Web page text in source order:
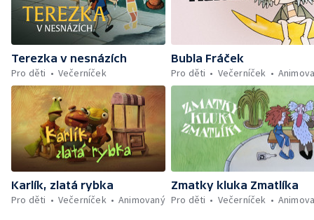
Terezka v nesnázích
Pro děti
Večerníček
Bubla Fráček
Pro děti
Večerníček
Karlík, zlatá rybka
Pro děti
Večerníček Animovaný
Zmatky kluka Zmatlíka
Pro děti
Večerníček